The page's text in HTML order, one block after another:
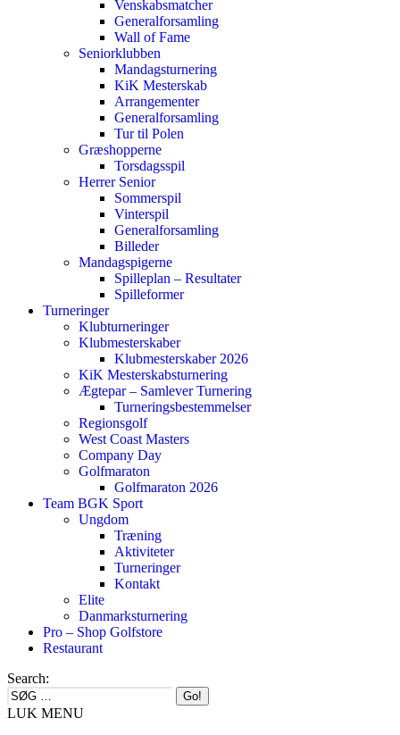
Venskabsmatcher
Generalforsamling
Wall of Fame
Seniorklubben
Mandagsturnering
KiK Mesterskab
Arrangementer
Generalforsamling
Tur til Polen
Græshopperne
Torsdagsspil
Herrer Senior
Sommerspil
Vinterspil
Generalforsamling
Billeder
Mandagspigerne
Spilleplan – Resultater
Spilleformer
Turneringer
Klubturneringer
Klubmesterskaber
Klubmesterskaber 2026
KiK Mesterskabsturnering
Ægtepar – Samlever Turnering
Turneringsbestemmelser
Regionsgolf
West Coast Masters
Company Day
Golfmaraton
Golfmaraton 2026
Team BGK Sport
Ungdom
Træning
Aktiviteter
Turneringer
Kontakt
Elite
Danmarksturnering
Pro – Shop Golfstore
Restaurant
Search:
LUK MENU